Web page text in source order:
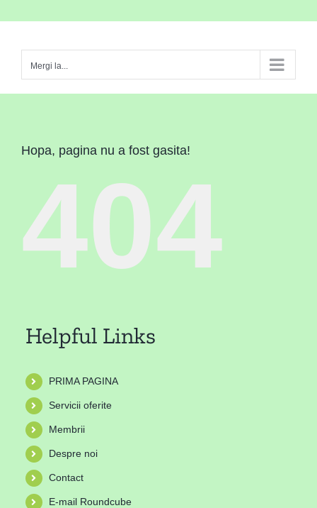
Mergi la...
Hopa, pagina nu a fost gasita!
404
Helpful Links
PRIMA PAGINA
Servicii oferite
Membrii
Despre noi
Contact
E-mail Roundcube